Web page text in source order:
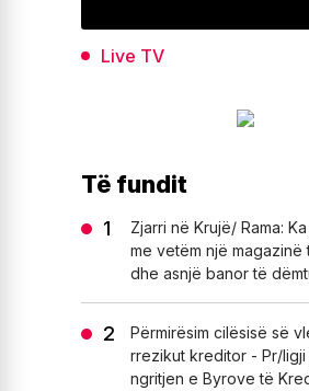
Live TV
Të fundit
Zjarri në Krujë/ Rama:
me vetëm një magazinë
dhe asnjë banor të
Përmirësim cilësisë së
rrezikut kreditor - Pr/ligji
ngritjen e Byrove të